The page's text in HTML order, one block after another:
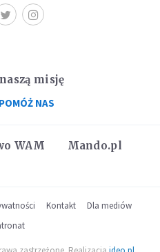
WAM
Mando.pl
misję
NAS
Kontakt
Dla mediów